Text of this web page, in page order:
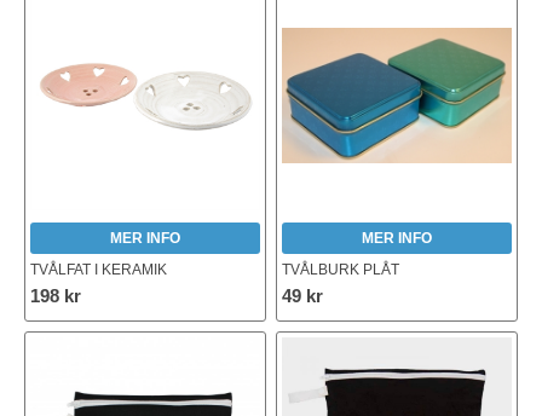
MER INFO
TVÅLFAT I KERAMIK
198 kr
MER INFO
TVÅLBURK PLÅT
49 kr